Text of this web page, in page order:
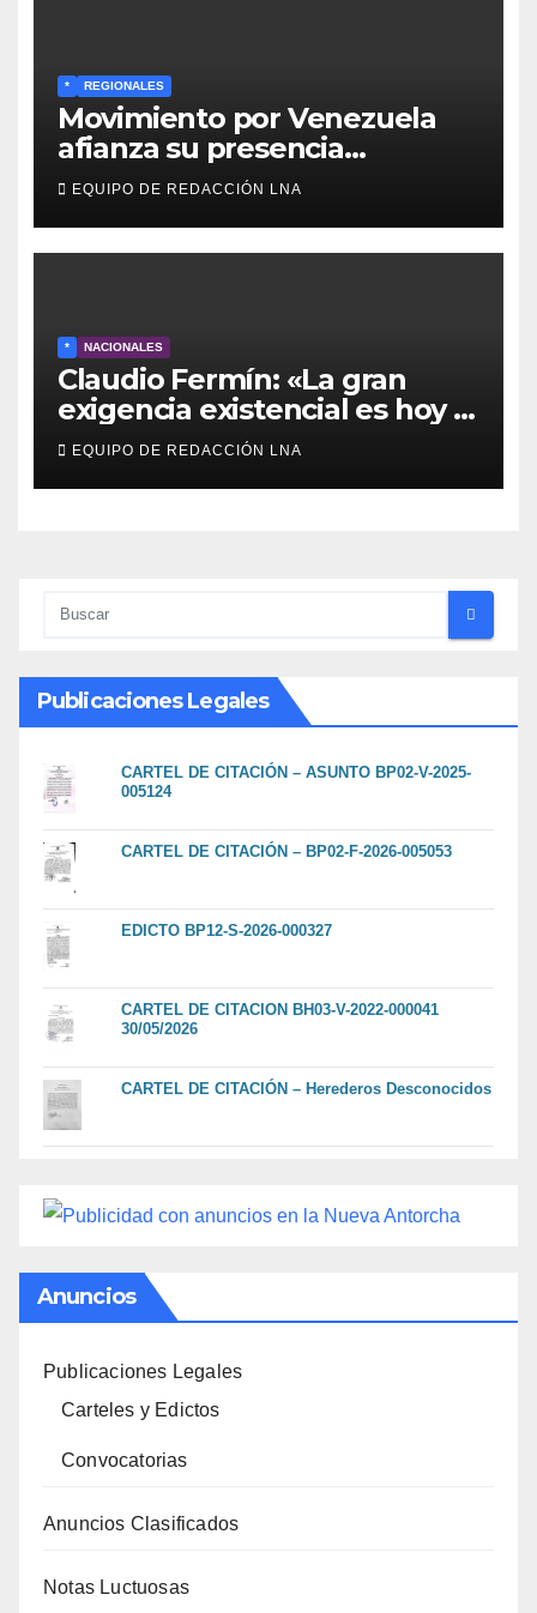
* REGIONALES
Movimiento por Venezuela
afianza su presencia
comunitaria en La Ponderosa
y otras comunidades de
Anzoátegui
EQUIPO DE REDACCIÓN LNA
* NACIONALES
Claudio Fermín: «La gran
exigencia existencial es hoy la
defensa de la soberanía»
EQUIPO DE REDACCIÓN LNA
Publicaciones Legales
CARTEL DE CITACIÓN – ASUNTO BP02-V-2025-
005124
CARTEL DE CITACIÓN – BP02-F-2026-005053
EDICTO BP12-S-2026-000327
CARTEL DE CITACION BH03-V-2022-000041
30/05/2026
CARTEL DE CITACIÓN – Herederos Desconocidos
Anuncios
Publicaciones Legales
Carteles y Edictos
Convocatorias
Anuncios Clasificados
Notas Luctuosas